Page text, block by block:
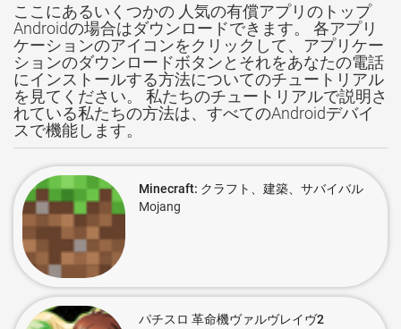
ここにあるいくつかの 人気の有償アプリのトップ
Androidの場合はダウンロードできます。 各アプリ
ケーションのアイコンをクリックして、アプリケー
ションのダウンロードボタンとそれをあなたの電話
にインストールする方法についてのチュートリアル
を見てください。 私たちのチュートリアルで説明さ
れている私たちの方法は、すべてのAndroidデバイ
スで機能します。
Minecraft: クラフト、建築、サバイバル
Mojang
パチスロ 革命機ヴァルヴレイヴ2